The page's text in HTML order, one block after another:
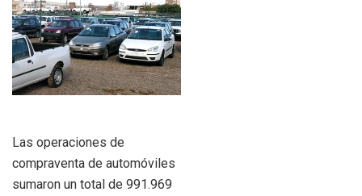
Las operaciones de
compraventa de automóviles
sumaron un total de 991.969